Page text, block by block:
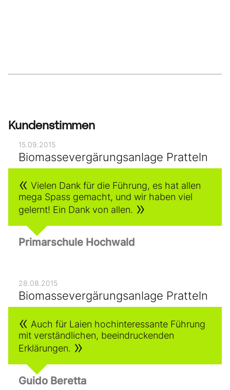
Kundenstimmen
15.09.2015
Biomassevergärungsanlage Pratteln
Vielen Dank für die Führung, es hat allen
mega Spass gemacht, und wir haben viel
gelernt! Ein Dank von allen.
Primarschule Hochwald
28.08.2015
Biomassevergärungsanlage Pratteln
Auch für Laien hochinteressante Führung
mit verständlichen, beeindruckenden
Erklärungen.
Guido Beretta